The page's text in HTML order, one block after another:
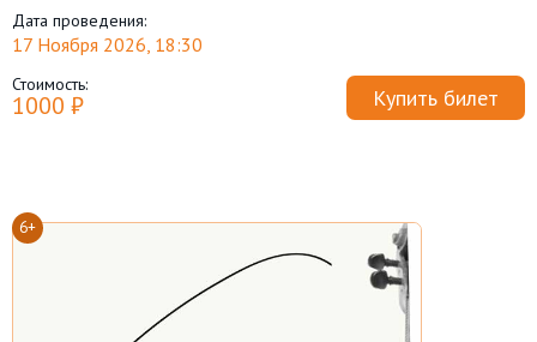
Дата проведения:
17 Ноября 2026, 18:30
Стоимость:
1000 ₽ Купить билет
6+